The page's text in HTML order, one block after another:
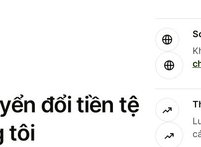
đổi tiền tệ
tôi